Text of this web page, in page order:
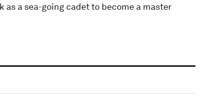
as a sea-going cadet to become a master